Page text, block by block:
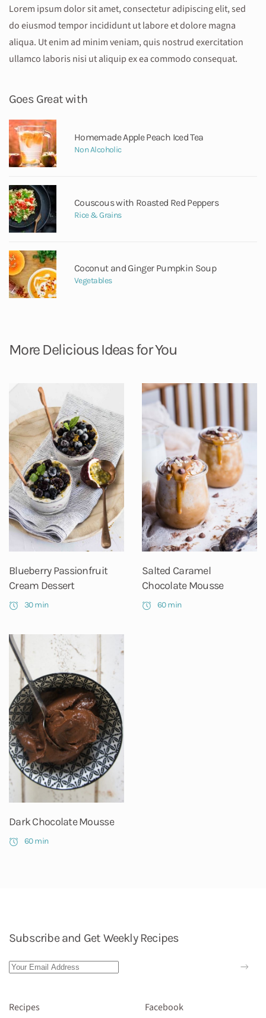
Lorem ipsum dolor sit amet, consectetur adipiscing elit, sed
do eiusmod tempor incididunt ut labore et dolore magna
aliqua. Ut enim ad minim veniam, quis nostrud exercitation
ullamco laboris nisi ut aliquip ex ea commodo consequat.
Goes Great with
Homemade Apple Peach Iced Tea
Non Alcoholic
Couscous with Roasted Red Peppers
Rice & Grains
Coconut and Ginger Pumpkin Soup
Vegetables
More Delicious Ideas for You
Blueberry Passionfruit
Cream Dessert
30 min
Salted Caramel
Chocolate Mousse
60 min
Dark Chocolate Mousse
60 min
Subscribe and Get Weekly Recipes
Recipes Facebook